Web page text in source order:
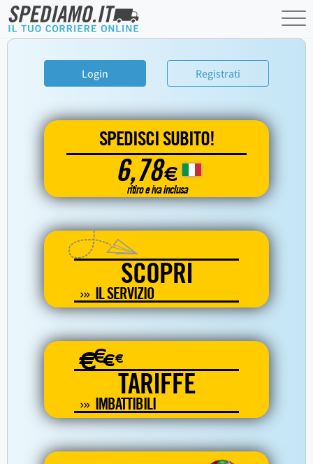
Login Registrati
SPEDISCI SUBITO!
6,78€
ritiro e iva inclusa
SCOPRI
IL SERVIZIO
€€€€
TARIFFE
IMBATTIBILI